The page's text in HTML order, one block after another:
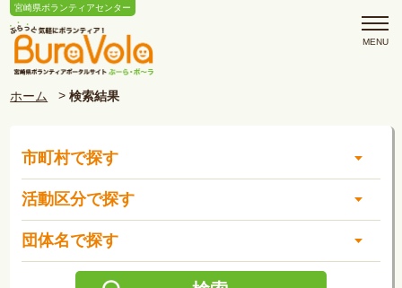
宮崎県ボランティアセンター
ホーム 検索結果
市町村で探す
活動区分で探す
団体名で探す